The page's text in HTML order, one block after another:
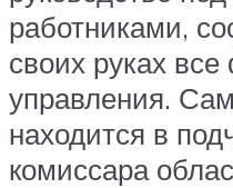
работниками,
своих руках
управления.
находится в
комиссара